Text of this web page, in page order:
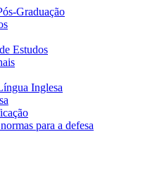
Graduação
Estudos
Inglesa
para a defesa